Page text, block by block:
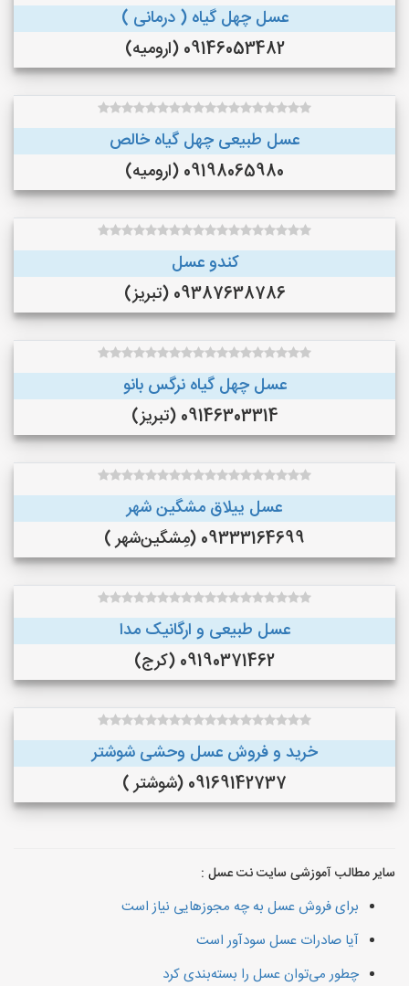
عسل چهل گیاه ( درمانی )
09146053482 (ارومیه)
عسل طبیعی چهل گیاه خالص
09198065980 (ارومیه)
کندو عسل
09387638786 (تبریز)
عسل چهل گیاه نرگس بانو
09146303314 (تبریز)
عسل ییلاق مشگین شهر
09333164699 (مِشگین‌شهر )
عسل طبیعی و ارگانیک مدا
09190371462 (کرج)
خرید و فروش عسل وحشی شوشتر
09169142737 (شوشتر )
سایر مطالب آموزشی سایت نت عسل :
برای فروش عسل به چه مجوزهایی نیاز است
آیا صادرات عسل سودآور است
چطور می‌توان عسل را بسته‌بندی کرد